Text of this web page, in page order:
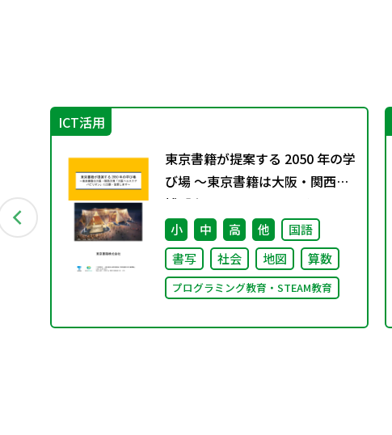
ICT活用
東京書籍が提案する 2050 年の学
び場 ～東京書籍は大阪・関西万
博「大阪ヘルスケア パビリオ
ン」に出展・協賛します～
小 中 高 他
国語
書写
社会 地図 算数
プログラミング教育・STEAM教育